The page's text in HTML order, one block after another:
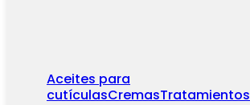
Aceites para
cutículasCremasTratamientos